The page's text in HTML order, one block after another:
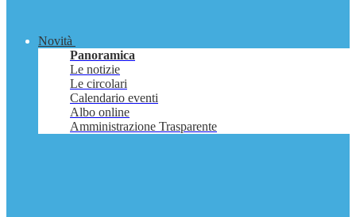
Novità
Panoramica
Le notizie
Le circolari
Calendario eventi
Albo online
Amministrazione Trasparente